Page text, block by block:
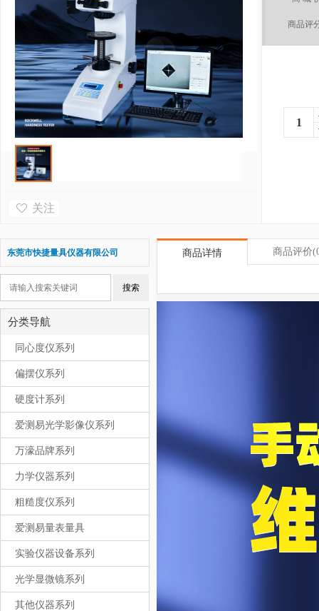
商品评
关注
商品详情 商品评价
东莞市快捷量具仪器有限公司
分类导航
同心度仪系列
偏摆仪系列
硬度计系列
爱测易光学影像仪系列
万濠品牌系列
力学仪器系列
粗糙度仪系列
爱测易量表量具
实验仪器设备系列
光学显微镜系列
其他仪器系列